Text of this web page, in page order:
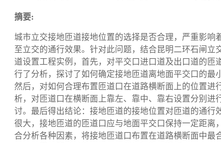
摘要:
城市立交接地匝道接地位置的选择是否合理，严重影响
至立交的通行效果。针对此问题，结合昆明二环石闸立
道设置工程实例，首先，对平交口进口道及出口道的匝
行了分析，探讨了如何确定接地匝道离地面平交口的最
然后，对如何合理布置匝道口在道路横断面上的位置进
析，对匝道口在横断面上靠左、靠中、靠右设置分别进
讨。最后得出结论：接地匝道的接地位置对匝道的通行
很大，接地匝道的匝道口应与地面平交口保持一定距离
合分析各种因素，将接地匝道口布置在道路横断面中最